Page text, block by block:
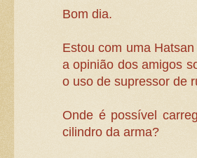
Bom dia.
Estou com uma
a opinião dos amigos
o uso de supressor de
Onde é possível
cilindro da arma?